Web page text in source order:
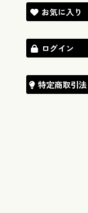
お気に入り
ログイン
特定商取引法